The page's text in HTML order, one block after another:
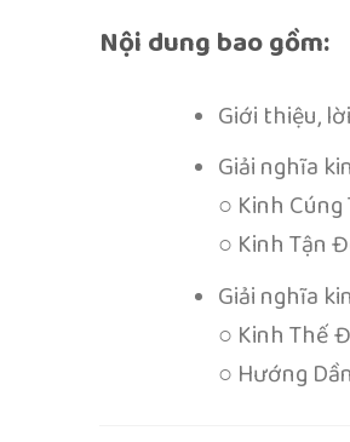
Nội dung bao gồm:
Giới thiệu,
Giải nghĩa
○ Kinh
○ Kinh Tận
Giải nghĩa
○ Kinh Thế
○ Hướng